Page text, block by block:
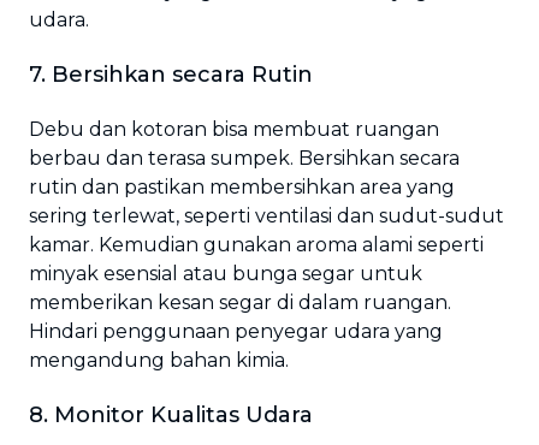
udara.
7. Bersihkan secara Rutin
Debu dan kotoran bisa membuat ruangan
berbau dan terasa sumpek. Bersihkan secara
rutin dan pastikan membersihkan area yang
sering terlewat, seperti ventilasi dan sudut-sudut
kamar. Kemudian gunakan aroma alami seperti
minyak esensial atau bunga segar untuk
memberikan kesan segar di dalam ruangan.
Hindari penggunaan penyegar udara yang
mengandung bahan kimia.
8. Monitor Kualitas Udara